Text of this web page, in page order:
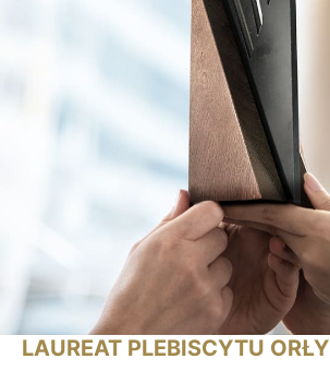
LAUREAT PLEBISCYTU ORŁY